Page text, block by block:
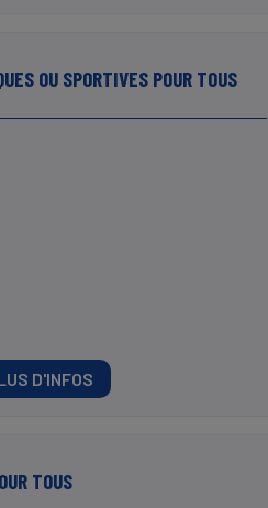
OU SPORTIVES POUR TOUS
D'INFOS
TOUS